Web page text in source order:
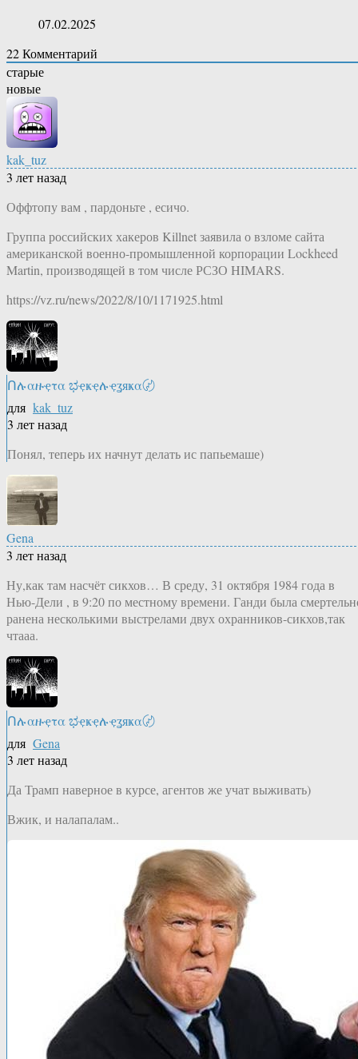
07.02.2025
22Комментарий
старые
новые
kak_tuz
3 лет назад
Оффтопу вам , пардоньте , есичо.
Группа российских хакеров Killnet заявила о взломе сайта
американской военно-промышленной корпорации Lockheed
Martin, производящей в том числе РСЗО HIMARS.
https://vz.ru/news/2022/8/10/1171925.html
Ոሉαዙҿτα ಭҿҝҿሉҿʓяҝα〄
для kak_tuz
3 лет назад
Понял, теперь их начнут делать ис папьемаше)
Gena
3 лет назад
Ну,как там насчёт сикхов… В среду, 31 октября 1984 года в
Нью-Дели , в 9:20 по местному времени. Ганди была
ранена несколькими выстрелами двух охранников-сикхов,так
чтааа.
Ոሉαዙҿτα ಭҿҝҿሉҿʓяҝα〄
для Gena
3 лет назад
Да Трамп наверное в курсе, агентов же учат выживать)
Вжик, и налапалам..